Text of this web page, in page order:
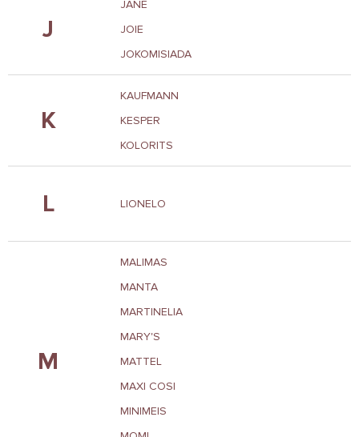
J
JANÉ
JOIE
JOKOMISIADA
K
KAUFMANN
KESPER
KOLORITS
L LIONELO
M
MALIMAS
MANTA
MARTINELIA
MARY'S
MATTEL
MAXI COSI
MINIMEIS